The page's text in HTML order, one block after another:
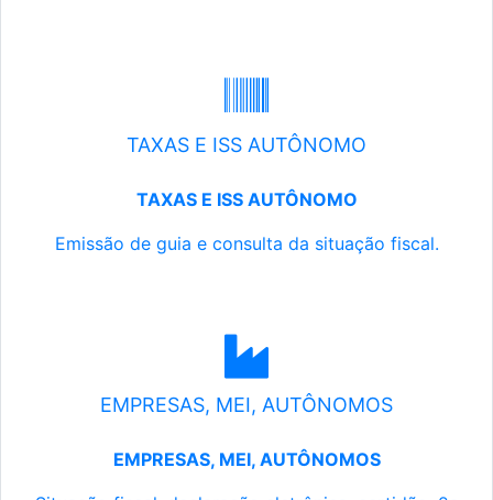
TAXAS E ISS AUTÔNOMO
TAXAS E ISS AUTÔNOMO
Emissão de guia e consulta da situação fiscal.
EMPRESAS, MEI, AUTÔNOMOS
EMPRESAS, MEI, AUTÔNOMOS